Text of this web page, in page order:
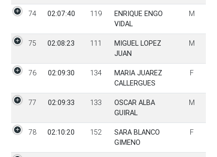
74 02:07:40 119
ENRIQUE ENGO
VIDAL
M
75 02:08:23 111
MIGUEL LOPEZ
JUAN
M
76 02:09:30 134
MARIA JUAREZ
CALLERGUES
F
77 02:09:33 133
OSCAR ALBA
GUIRAL
M
78 02:10:20 152
SARA BLANCO
GIMENO
F